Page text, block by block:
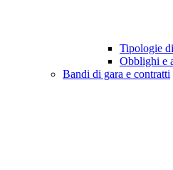
Tipologie
Obblighi e
Bandi di gara e contratti